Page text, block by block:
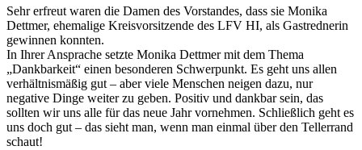
Sehr erfreut waren die Damen des Vorstandes, dass sie Monika
Dettmer, ehemalige Kreisvorsitzende des LFV HI, als Gastrednerin
gewinnen konnten.
In Ihrer Ansprache setzte Monika Dettmer mit dem Thema
„Dankbarkeit“ einen besonderen Schwerpunkt. Es geht uns allen
verhältnismäßig gut – aber viele Menschen neigen dazu, nur
negative Dinge weiter zu geben. Positiv und dankbar sein, das
sollten wir uns alle für das neue Jahr vornehmen. Schließlich geht es
uns doch gut – das sieht man, wenn man einmal über den Tellerrand
schaut!